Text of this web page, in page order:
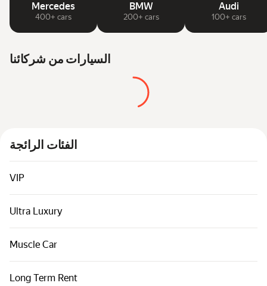
Mercedes
400+ cars
BMW
200+ cars
Audi
100+ cars
السيارات من شركائنا
الفئات الرائجة
VIP
Ultra Luxury
Muscle Car
Long Term Rent